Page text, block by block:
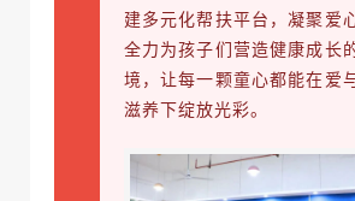
建多元化帮扶平台，凝聚爱
全力为孩子们营造健康成长
境，让每一颗童心都能在爱
滋养下绽放光彩。